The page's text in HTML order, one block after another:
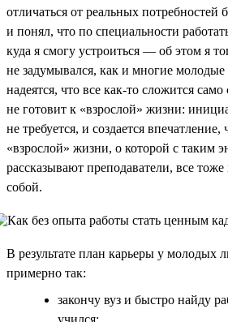
отличаться от реальных потребностей
и понял, что по специальности
куда я смогу устроиться — об этом я
не задумывался, как и многие
надеятся, что все как-то сложится
не готовит к «взрослой» жизни:
не требуется, и создается
«взрослой» жизни, о которой с таким
рассказывают преподаватели, все
собой.
В результате план карьеры у молодых
примерно так:
закончу вуз и быстро найду
учился;